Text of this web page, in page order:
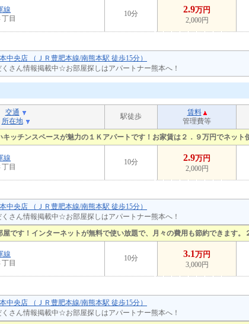
線
目
10分 2.9万円
2,000円
央店 （ＪＲ豊肥本線/南熊本駅 徒歩15分）
さん情報掲載中☆お部屋探しはアパートナー熊本へ！
交通
所在地
駅徒歩
賃料
管理費等
キッチンスペースが魅力の１Ｋアパートです！お家賃は２．９万円でネッ
線
目
10分 2.9万円
2,000円
央店 （ＪＲ豊肥本線/南熊本駅 徒歩15分）
さん情報掲載中☆お部屋探しはアパートナー熊本へ！
屋です！インターネットが無料で使い放題で、月々の費用も節約できます
線
目
10分 3.1万円
3,000円
央店 （ＪＲ豊肥本線/南熊本駅 徒歩15分）
さん情報掲載中☆お部屋探しはアパートナー熊本へ！